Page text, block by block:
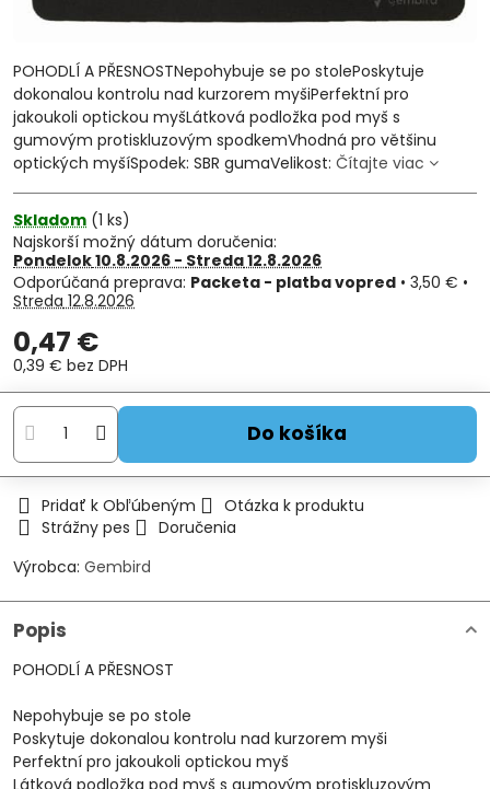
POHODLÍ A PŘESNOSTNepohybuje se po stolePoskytuje
dokonalou kontrolu nad kurzorem myšiPerfektní pro
jakoukoli optickou myšLátková podložka pod myš s
gumovým protiskluzovým spodkemVhodná pro většinu
optických myšíSpodek: SBR gumaVelikost: Čítajte viac
Skladom (1 ks)
Najskorší možný dátum doručenia:
Pondelok10.8.2026 − Streda12.8.2026
Packeta - platba vopred • 3,50 € •
Streda 12.8.2026
0,47 €
0,39 € bez DPH
Do košíka
Pridať k Obľúbeným
Otázka k produktu
Strážny pes
Doručenia
Výrobca: Gembird
Popis
POHODLÍ A PŘESNOST
Nepohybuje se po stole
Poskytuje dokonalou kontrolu nad kurzorem myši
Perfektní pro jakoukoli optickou myš
Látková podložka pod myš s gumovým protiskluzovým